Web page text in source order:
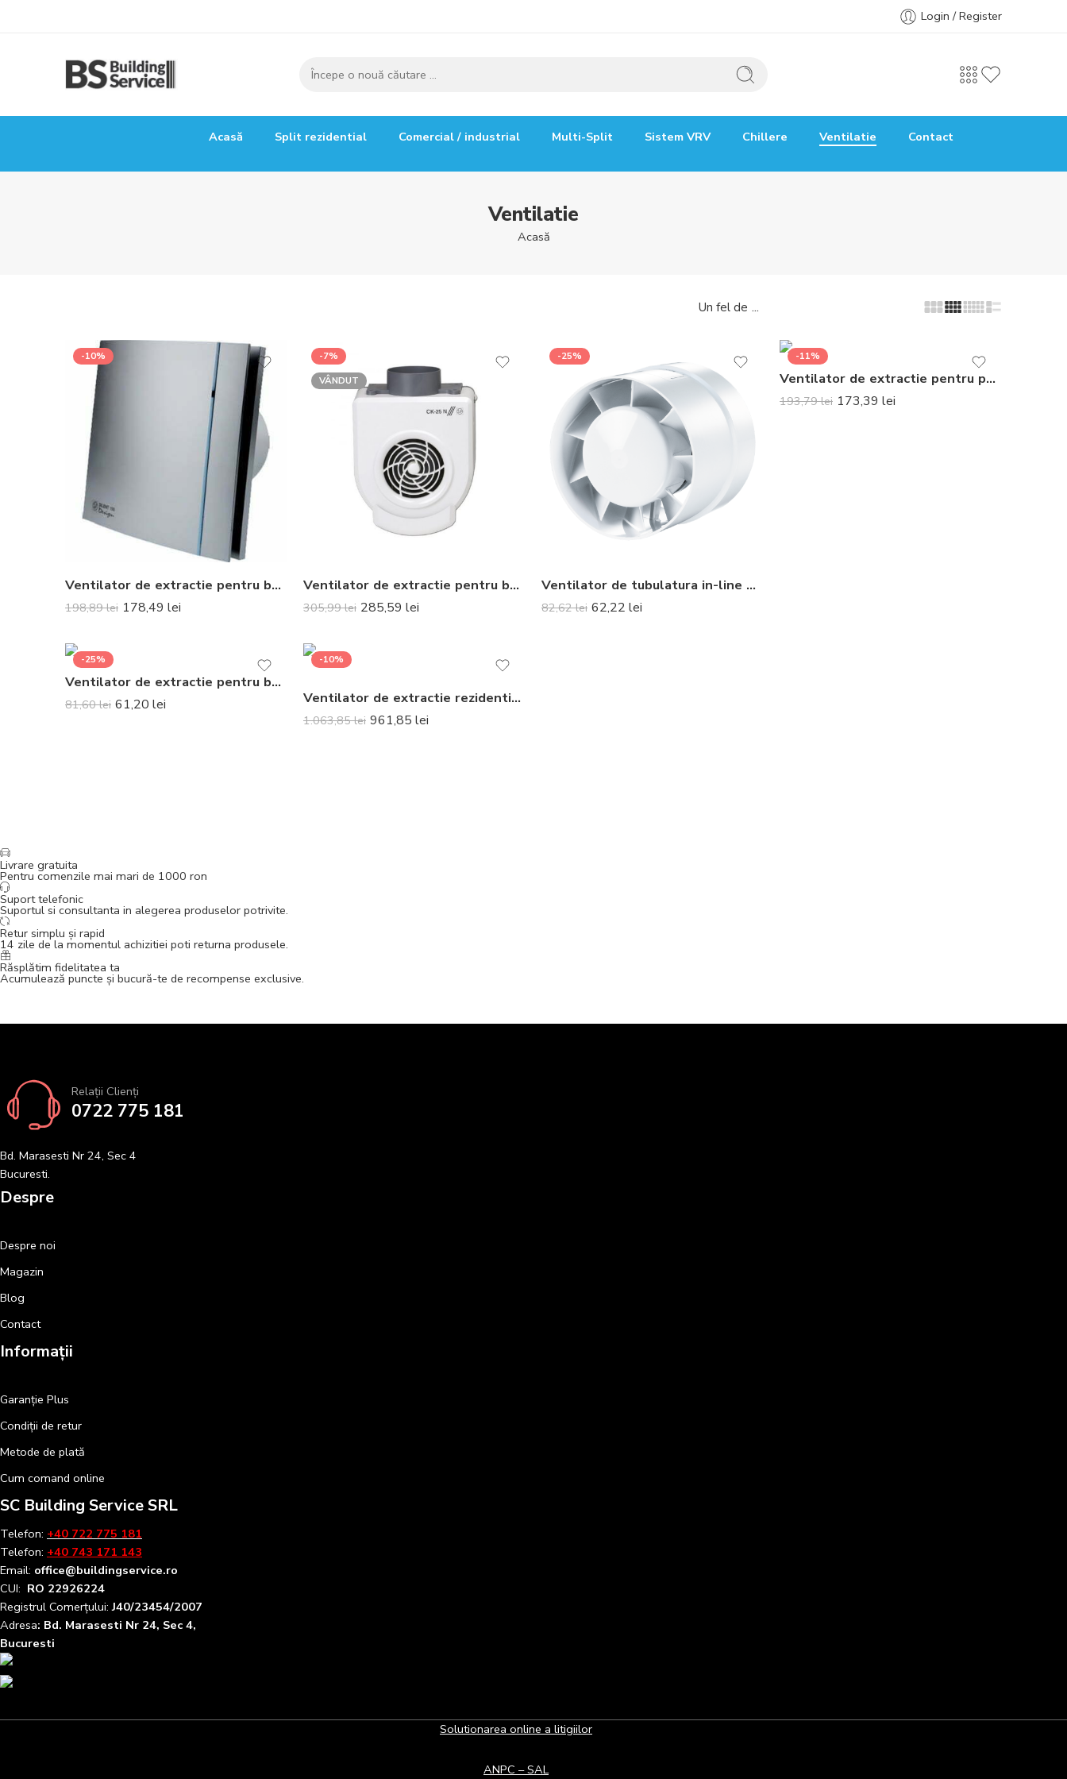
Login / Register
Acasă Split rezidential Comercial / industrial Multi-Split Sistem VRV Chillere Ventilatie Contact
Ventilatie
Acasă
Un fel de ...
-10%
Ventilator de extractie pentru baie Soler & Palau Silent 100 CZ Silver Design 3C
198,89lei 178,49 lei
-7%
VÂNDUT
Ventilator de extractie pentru bucatarie Soler & Palau CK-25 N
305,99lei 285,59 lei
-25%
Ventilator de tubulatura in-line Vents 100 VKO
82,62lei 62,22 lei
-11%
Ventilator de extractie pentru perete sau fereastra Soler & Palau HCM-150 N
193,79lei 173,39 lei
-25%
Ventilator de extractie pentru baie Vents 100 PF1
81,60lei 61,20 lei
-10%
Ventilator de extractie rezidential Soler & Palau OZEO-E
1.063,85lei 961,85 lei
Livrare gratuita
Pentru comenzile mai mari de 1000 ron
Suport telefonic
Suportul si consultanta in alegerea produselor potrivite.
Retur simplu și rapid
14 zile de la momentul achizitiei poti returna produsele.
Răsplătim fidelitatea ta
Acumulează puncte și bucură-te de recompense exclusive.
Relații Clienți
0722 775 181
Bd. Marasesti Nr 24, Sec 4
Bucuresti.
Despre
Despre noi
Magazin
Blog
Contact
Informații
Garanție Plus
Condiții de retur
Metode de plată
Cum comand online
SC Building Service SRL
Telefon: +40 722 775 181
Telefon: +40 743 171 143
Email: office@buildingservice.ro
CUI: RO 22926224
Registrul Comerțului:J40/23454/2007
Adresa: Bd. Marasesti Nr 24, Sec 4,
Bucuresti
Solutionarea online a litigiilor
ANPC – SAL